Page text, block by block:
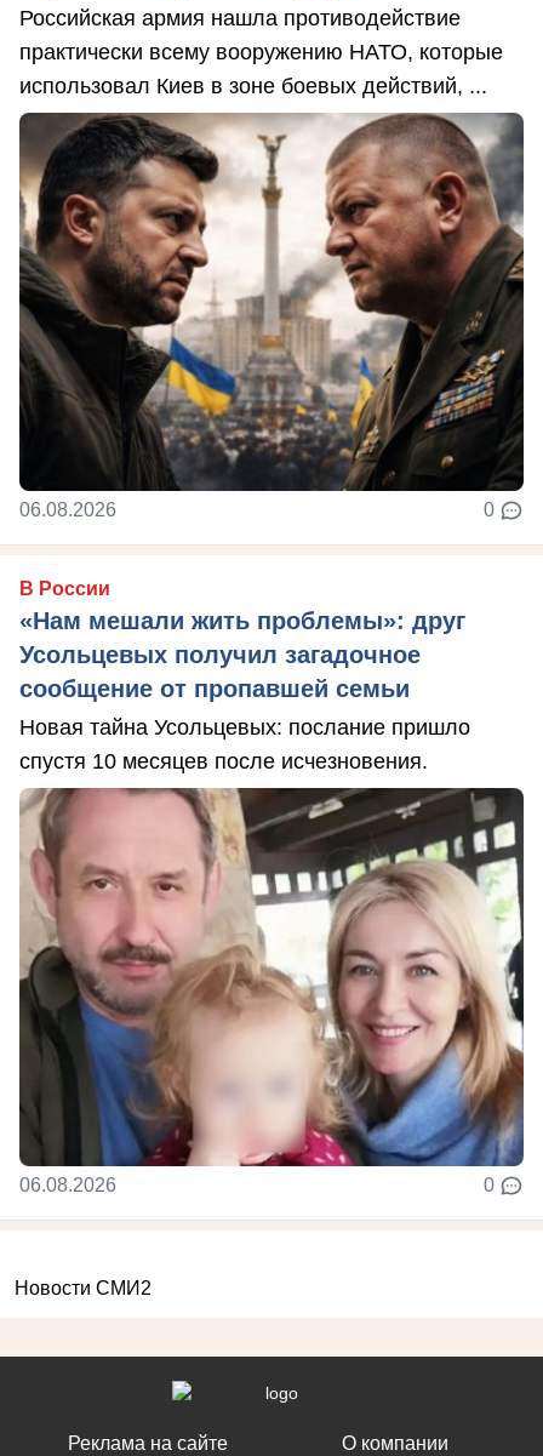
Российская армия нашла противодействие
практически всему вооружению НАТО, которые
использовал Киев в зоне боевых действий, ...
06.08.2026 0
В России
«Нам мешали жить проблемы»: друг
Усольцевых получил загадочное
сообщение от пропавшей семьи
Новая тайна Усольцевых: послание пришло
спустя 10 месяцев после исчезновения.
06.08.2026 0
Новости СМИ2
Реклама на сайте О компании